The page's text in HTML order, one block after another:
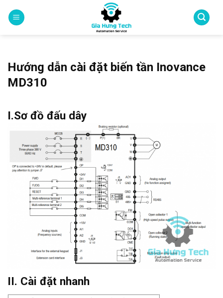
Hướng dẫn cài đặt biến tần Inovance
MD310
I.Sơ đồ đấu dây
II. Cài đặt nhanh